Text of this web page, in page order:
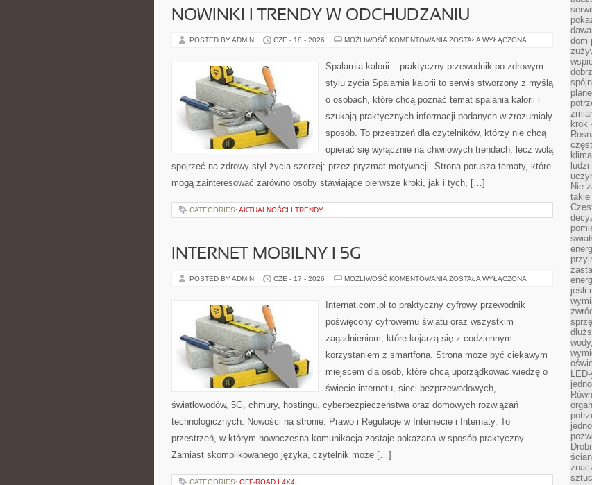
NOWINKI I TRENDY W ODCHUDZANIU
POSTED BY ADMIN CZE - 18 - 2026 MOŻLIWOŚĆ KOMENTOWANIA NOWINKI
ODCHUDZANIU
ZOSTAŁA WYŁĄCZONA
Spalarnia kalorii – praktyczny przewodnik po zdrowym
stylu życia Spalarnia kalorii to serwis stworzony z myślą
o osobach, które chcą poznać temat spalania kalorii i
szukają praktycznych informacji podanych w zrozumiały
sposób. To przestrzeń dla czytelników, którzy nie chcą
opierać się wyłącznie na chwilowych trendach, lecz wolą
spojrzeć na zdrowy styl życia szerzej: przez pryzmat motywacji. Strona porusza tematy, które
mogą zainteresować zarówno osoby stawiające pierwsze kroki, jak i tych, […]
CATEGORIES: AKTUALNOŚCI I TRENDY
INTERNET MOBILNY I 5G
POSTED BY ADMIN CZE - 17 - 2026 MOŻLIWOŚĆ KOMENTOWANIA INTERNET
5G
ZOSTAŁA WYŁĄCZONA
Internat.com.pl to praktyczny cyfrowy przewodnik
poświęcony cyfrowemu światu oraz wszystkim
zagadnieniom, które kojarzą się z codziennym
korzystaniem z smartfona. Strona może być ciekawym
miejscem dla osób, które chcą uporządkować wiedzę o
świecie internetu, sieci bezprzewodowych,
światłowodów, 5G, chmury, hostingu, cyberbezpieczeństwa oraz domowych rozwiązań
technologicznych. Nowości na stronie: Prawo i Regulacje w Internecie i Internaty. To
przestrzeń, w którym nowoczesna komunikacja zostaje pokazana w sposób praktyczny.
Zamiast skomplikowanego języka, czytelnik może […]
CATEGORIES: OFF-ROAD I 4X4
dom
krok
Nie
takie
jeśli